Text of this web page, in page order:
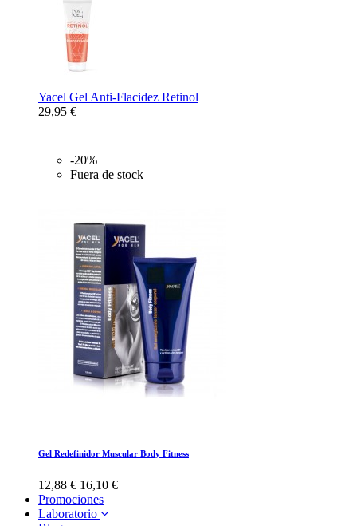
Yacel Gel Anti-Flacidez Retinol
29,95 €
-20%
Fuera de stock
Gel Redefinidor Muscular Body Fitness
12,88 € 16,10 €
Promociones
Laboratorio